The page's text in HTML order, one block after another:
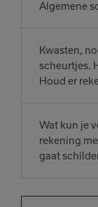
Algemene
Kwasten,
scheurtjes.
Houd er
Wat kun je
rekening
gaat